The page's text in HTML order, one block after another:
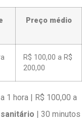
Preço médio
R$ 100,00 a R$
200,00
1 hora | R$ 100,00 a
| 30 minutos